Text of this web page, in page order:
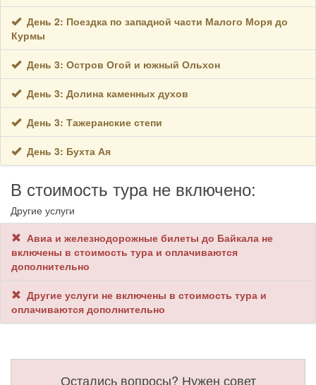
День 2: Поездка по западной части Малого Моря до
Курмы
День 3: Остров Огой и южный Ольхон
День 3: Долина каменных духов
День 3: Тажеранские степи
День 3: Бухта Ая
В стоимость тура не включено:
Другие услуги
Авиа и железнодорожные билеты до Байкала не
включены в стоимость тура и оплачиваются
дополнительно
Другие услуги не включены в стоимость тура и
оплачиваются дополнительно
Остались вопросы? Нужен совет